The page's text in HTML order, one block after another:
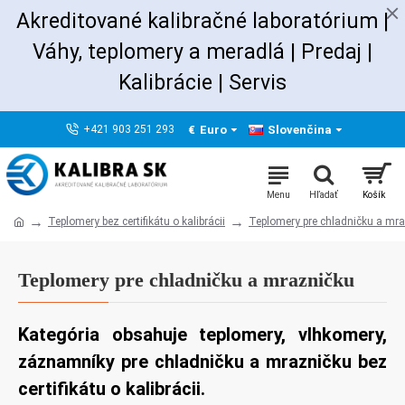
Akreditované kalibračné laboratórium |
Váhy, teplomery a meradlá | Predaj
Kalibrácie |
Servis
+421 903 251 293 € Euro Slovenčina
Teplomery bez certifikátu o kalibrácii Teplomery pre chladničku a
Teplomery pre chladničku a mrazničku
Kategória obsahuje teplomery, vlhkomery,
záznamníky pre chladničku a mrazničku bez
certifikátu o kalibrácii.